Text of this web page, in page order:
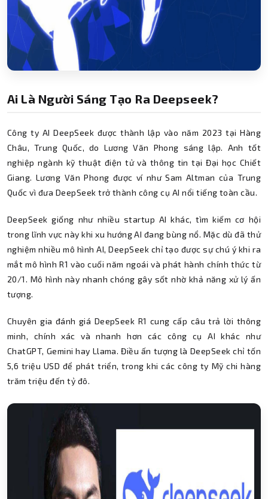
Ai Là Người Sáng Tạo Ra Deepseek?
Công ty AI DeepSeek được thành lập vào năm 2023 tại Hàng
Châu, Trung Quốc, do Lương Văn Phong sáng lập. Anh tốt
nghiệp ngành kỹ thuật điện tử và thông tin tại Đại học Chiết
Giang. Lương Văn Phong được ví như Sam Altman của Trung
Quốc vì đưa DeepSeek trở thành công cụ AI nổi tiếng toàn cầu.
DeepSeek giống như nhiều startup AI khác, tìm kiếm cơ hội
trong lĩnh vực này khi xu hướng AI đang bùng nổ. Mặc dù đã thử
nghiệm nhiều mô hình AI, DeepSeek chỉ tạo được sự chú ý khi ra
mắt mô hình R1 vào cuối năm ngoái và phát hành chính thức từ
20/1. Mô hình này nhanh chóng gây sốt nhờ khả năng xử lý ấn
tượng.
Chuyên gia đánh giá DeepSeek R1 cung cấp câu trả lời thông
minh, chính xác và nhanh hơn các công cụ AI khác như
ChatGPT, Gemini hay Llama. Điều ấn tượng là DeepSeek chỉ tốn
5,6 triệu USD để phát triển, trong khi các công ty Mỹ chi hàng
trăm triệu đến tỷ đô.